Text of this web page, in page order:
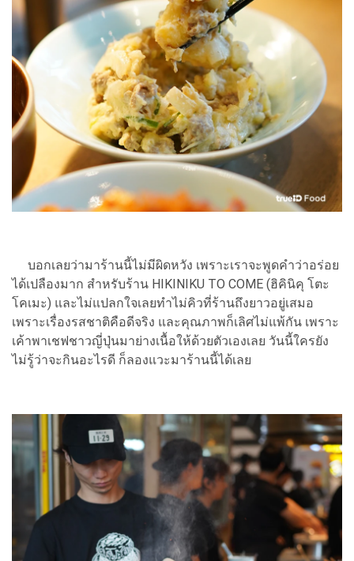
บอกเลยว่ามาร้านนี้ไม่มีผิดหวัง เพราะเราจะพูดคำว่าอร่อย
ได้เปลืองมาก สำหรับร้าน HIKINIKU TO COME (ฮิคินิคุ โตะ
โคเมะ) และไม่แปลกใจเลยทำไม่คิวที่ร้านถึงยาวอยู่เสมอ
เพราะเรื่องรสชาติคือดีจริง และคุณภาพก็เลิศไม่แพ้กัน เพราะ
เค้าพาเชฟชาวญี่ปุ่นมาย่างเนื้อให้ด้วยตัวเองเลย วันนี้ใครยัง
ไม่รู้ว่าจะกินอะไรดี ก็ลองแวะมาร้านนี้ได้เลย